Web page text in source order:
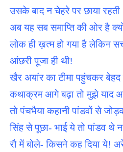
उसके बाद न चेहरे पर छाया रहती
अब यह सब समाप्ति की ओर है
लोक ही ख़त्म हो गया है लेकिन
आंछरी पूजा ही थी!
खैर अयांर का टीमा पहुंचकर
कथाक्रम आगे बढ़ा तो मुझे याद
तो पंचभैया कहानी पांडवों से
सिंह से पूछा- भाई ये तो पांडव थे
रौ में बोले- किसने कह दिया ये!